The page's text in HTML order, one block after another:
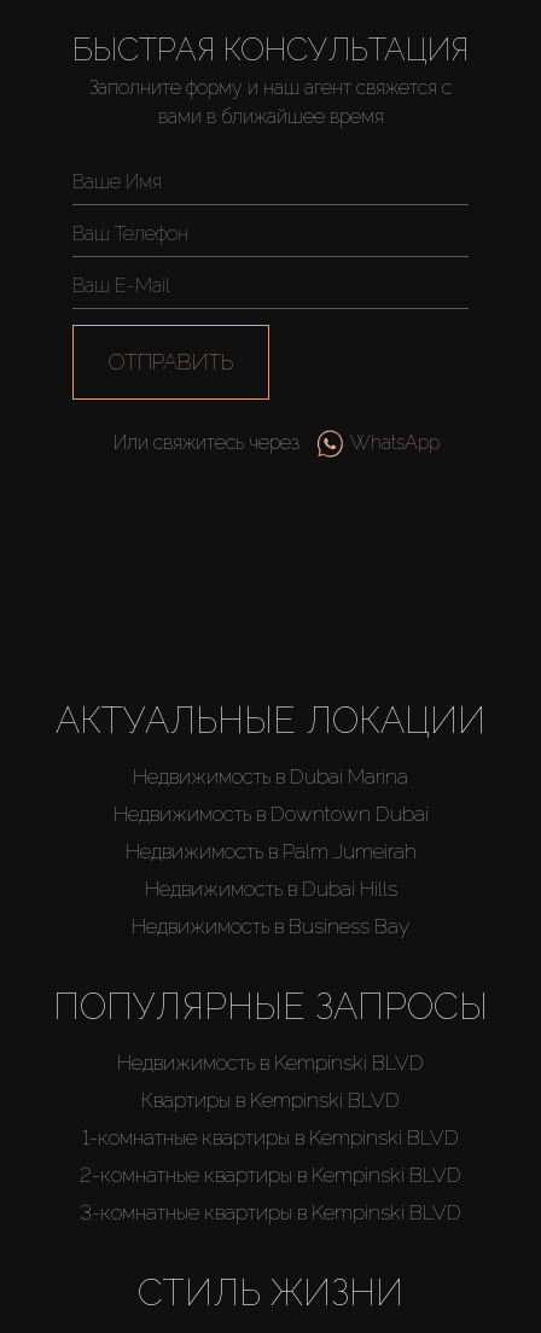
Продажа
Новостройки
AX Journal
БЫСТРАЯ КОНСУЛЬТАЦИЯ
Заполните форму и наш агент свяжется с
вами в ближайшее время
ОТПРАВИТЬ
Или свяжитесь через WhatsApp
АКТУАЛЬНЫЕ ЛОКАЦИИ
Недвижимость в Dubai Marina
Недвижимость в Downtown Dubai
Недвижимость в Palm Jumeirah
Недвижимость в Dubai Hills
Недвижимость в Business Bay
ПОПУЛЯРНЫЕ ЗАПРОСЫ
Недвижимость в Kempinski BLVD
Квартиры в Kempinski BLVD
1-комнатные квартиры в Kempinski BLVD
2-комнатные квартиры в Kempinski BLVD
3-комнатные квартиры в Kempinski BLVD
СТИЛЬ ЖИЗНИ